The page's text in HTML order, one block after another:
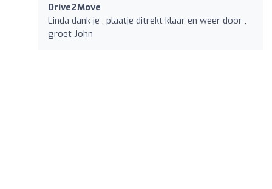
Drive2Move
Linda dank je , plaatje ditrekt klaar en weer door ,
groet John